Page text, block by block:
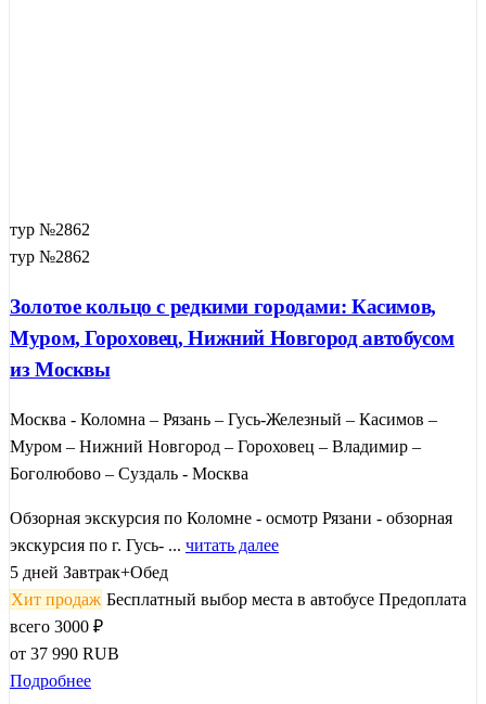
тур №2862
тур №2862
Золотое кольцо с редкими городами: Касимов,
Муром, Гороховец, Нижний Новгород автобусом
из Москвы
Москва - Коломна – Рязань – Гусь-Железный – Касимов –
Муром – Нижний Новгород – Гороховец – Владимир –
Боголюбово – Суздаль - Москва
Обзорная экскурсия по Коломне - осмотр Рязани - обзорная
экскурсия по г. Гусь- ... читать далее
5 дней Завтрак+Обед
Хит продаж Бесплатный выбор места в автобусе Предоплата
всего 3000 ₽
от 37 990 RUB
Подробнее